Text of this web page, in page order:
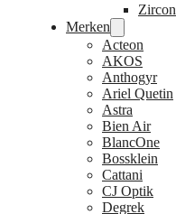
Zircon
Merken
Acteon
AKOS
Anthogyr
Ariel Quetin
Astra
Bien Air
BlancOne
Bossklein
Cattani
CJ Optik
Degrek